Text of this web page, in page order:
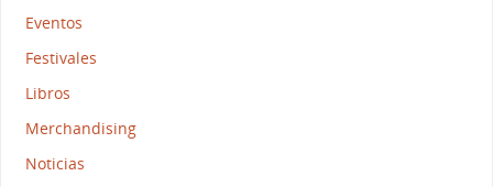
Eventos
Festivales
Libros
Merchandising
Noticias